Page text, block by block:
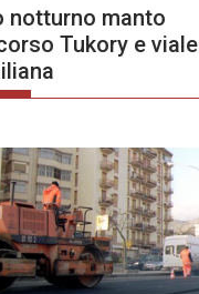
notturno manto
Tukory e viale